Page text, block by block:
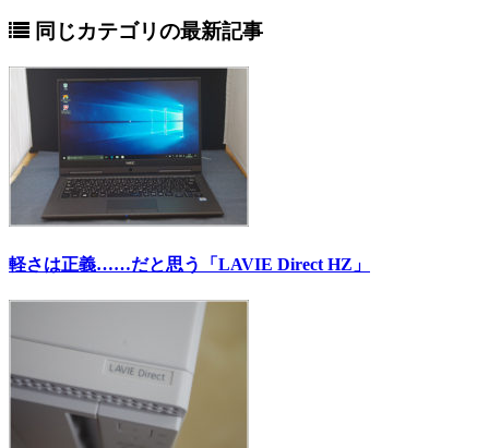
同じカテゴリの最新記事
軽さは正義……だと思う「LAVIE Direct HZ」